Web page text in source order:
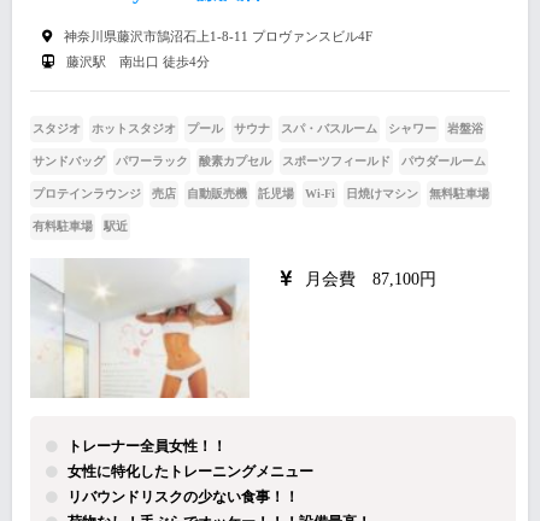
神奈川県藤沢市鵠沼石上1-8-11 プロヴァンスビル4F
藤沢駅 南出口 徒歩4分
スタジオ ホットスタジオ プール サウナ スパ・バスルーム シャワー 岩盤浴
サンドバッグ パワーラック 酸素カプセル スポーツフィールド パウダールーム
プロテインラウンジ 売店 自動販売機 託児場 Wi-Fi 日焼けマシン 無料駐車場
有料駐車場 駅近
月会費 87,100円
トレーナー全員女性！！
女性に特化したトレーニングメニュー
リバウンドリスクの少ない食事！！